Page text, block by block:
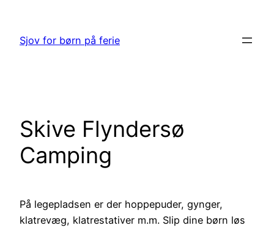
indhold
Sjov for børn på ferie
Skive Flyndersø
Camping
På legepladsen er der hoppepuder, gynger,
klatrevæg, klatrestativer m.m. Slip dine børn løs